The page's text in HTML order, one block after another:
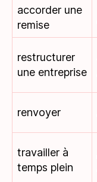
accorder une
remise
restructurer
une entreprise
renvoyer
travailler à
temps plein